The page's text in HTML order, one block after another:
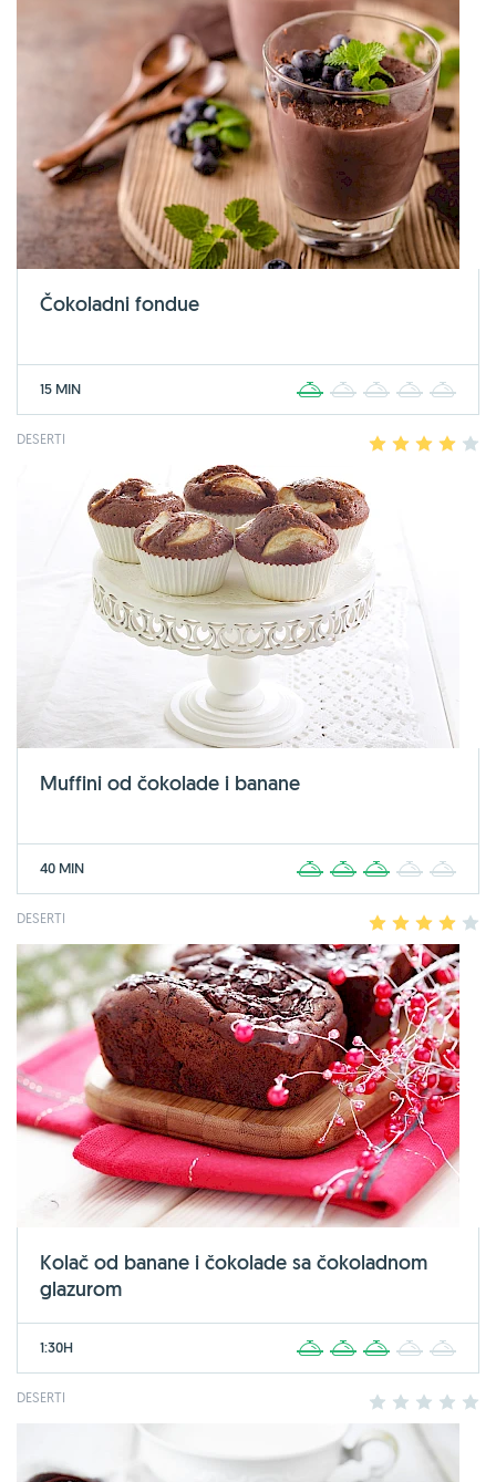
Čokoladni fondue
15 MIN 2 3 4
DESERTI 2 3 4
Muffini od čokolade i banane
40 MIN 2 3 4
DESERTI 2 3 4
Kolač od banane i čokolade sa čokoladnom
glazurom
1:30H 2 3 4
DESERTI 2 3 4